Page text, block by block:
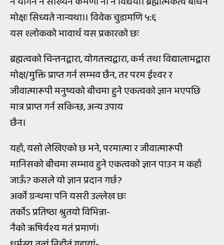
मोक्षः सिध्यते नान्यथा।। विवेक चुडामणि ५:६
यस श्लोकको भावार्थ यस प्रकारको छः
ब्रह्मत्वको चिन्तनद्वारा, योगतत्त्वद्वारा, कर्म तथा विद्यालाभद्वारा
मोक्ष/मुक्ति प्राप्त गर्न सम्भव छैन, तर परम ईश्वर र
जीवात्मारूपी मनुष्यको बीचमा हुने एकत्वको ज्ञान भएपछि
मात्र प्राप्त गर्न सकिन्छ, अन्य उपाय
छैन।
यहाँ, यसो लेखिएको छ भने, परमात्मा र जीवात्मारूपी
मानिसको बीचमा सम्भाव हुने एकत्वको ज्ञान पाउन म कहाँ
जाऊँ? कसले यो ज्ञान प्रदान गर्छ?
अर्को ग्रन्थमा पनि यसरी उल्लेख छः
तर्कोऽ प्रतिष्ठा श्रुतयो विभिन्ना-
नैको ऋषिर्यश्य मतं प्रमाणं।